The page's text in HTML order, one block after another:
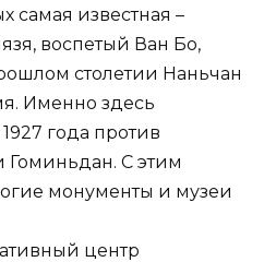
самая известная –
воспетый Ван Бо,
столетии Наньчан
Именно здесь
года против
Гоминьдан. С этим
монументы и музеи
центр